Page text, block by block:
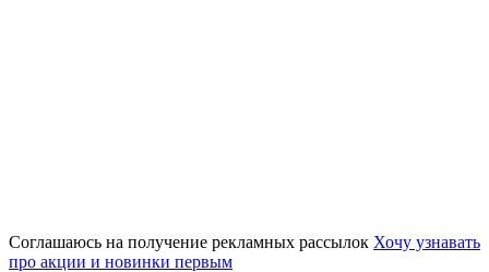
Соглашаюсь на получение рекламных рассылок Хочу узнавать
про акции и новинки первым